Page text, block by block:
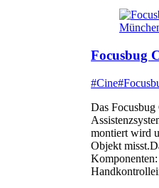
Focusbug
#Cine
Das
montiert wird
Objekt